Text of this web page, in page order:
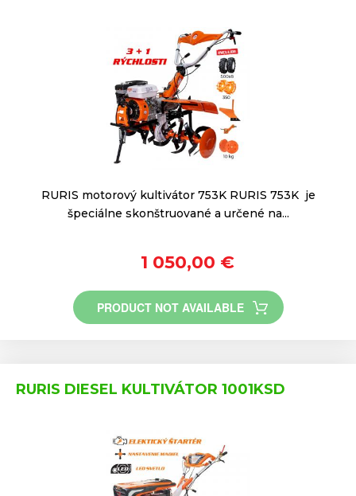
RURIS motorový kultivátor 753K RURIS 753K je
špeciálne skonštruované a určené na...
1 050,00 €
PRODUCT NOT AVAILABLE
RURIS DIESEL KULTIVÁTOR 1001KSD